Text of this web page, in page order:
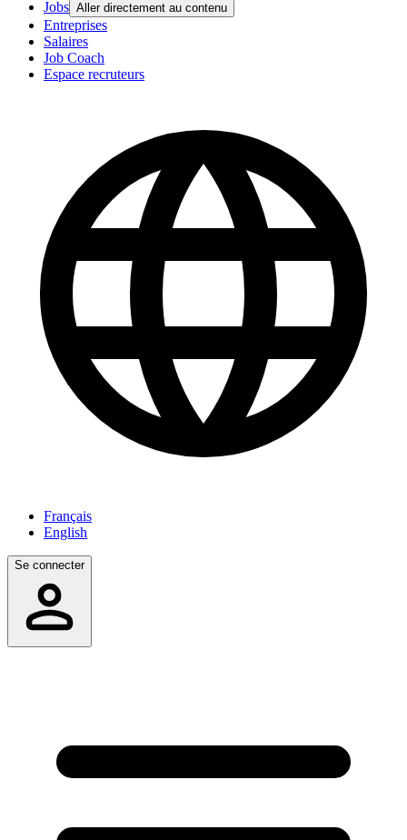
Jobs Aller directement au contenu
Entreprises
Salaires
Job Coach
Espace recruteurs
Français
English
Se connecter